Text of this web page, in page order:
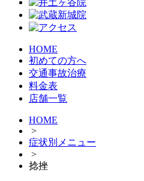
HOME
初めての方へ
交通事故治療
料金表
店舗一覧
HOME
>
症状別メニュー
>
捻挫